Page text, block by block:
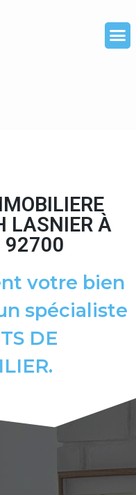
LASNIER À
92700
votre bien
spécialiste
DE